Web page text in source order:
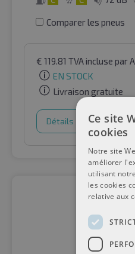
Comparer les pneus
€ 119.81 TVA incluse par
EN STOCK
Livraison gratuite
Détails Panier
Ce site
cookies
Notre site
améliorer
utilisant
les cookies
relative aux